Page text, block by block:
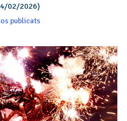
02/2026)
publicats